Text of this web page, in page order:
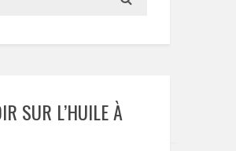
SUR L’HUILE À